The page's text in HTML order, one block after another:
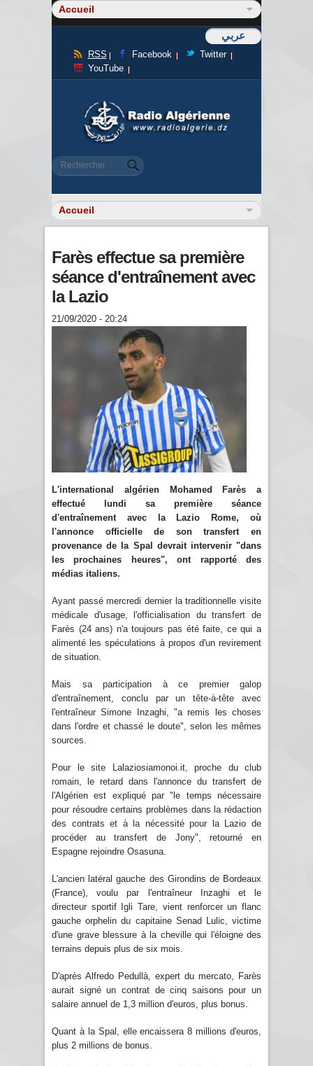
عربي
RSS Facebook
Twitter
YouTube
Formulaire de recherche
Rechercher
Farès effectue sa première
séance d'entraînement avec
la Lazio
21/09/2020 - 20:24
L'international algérien Mohamed Farès a
effectué lundi sa première séance
d'entraînement avec la Lazio Rome, où
l'annonce officielle de son transfert en
provenance de la Spal devrait intervenir "dans
les prochaines heures", ont rapporté des
médias italiens.
Ayant passé mercredi dernier la traditionnelle visite
médicale d'usage, l'officialisation du transfert de
Farès (24 ans) n'a toujours pas été faite, ce qui a
alimenté les spéculations à propos d'un revirement
de situation.
Mais sa participation à ce premier galop
d'entraînement, conclu par un tête-à-tête avec
l'entraîneur Simone Inzaghi, "a remis les choses
dans l'ordre et chassé le doute", selon les mêmes
sources.
Pour le site Lalaziosiamonoi.it, proche du club
romain, le retard dans l'annonce du transfert de
l'Algérien est expliqué par "le temps nécessaire
pour résoudre certains problèmes dans la rédaction
des contrats et à la nécessité pour la Lazio de
procéder au transfert de Jony", retourné en
Espagne rejoindre Osasuna.
L'ancien latéral gauche des Girondins de Bordeaux
(France), voulu par l'entraîneur Inzaghi et le
directeur sportif Igli Tare, vient renforcer un flanc
gauche orphelin du capitaine Senad Lulic, victime
d'une grave blessure à la cheville qui l'éloigne des
terrains depuis plus de six mois.
D'après Alfredo Pedullà, expert du mercato, Farès
aurait signé un contrat de cinq saisons pour un
salaire annuel de 1,3 million d'euros, plus bonus.
Quant à la Spal, elle encaissera 8 millions d'euros,
plus 2 millions de bonus.